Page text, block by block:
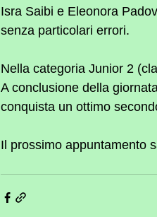
Isra Saibi e Eleonora
senza particolari errori.
Nella categoria Junior 2
A conclusione della
conquista un ottimo
Il prossimo appuntamento